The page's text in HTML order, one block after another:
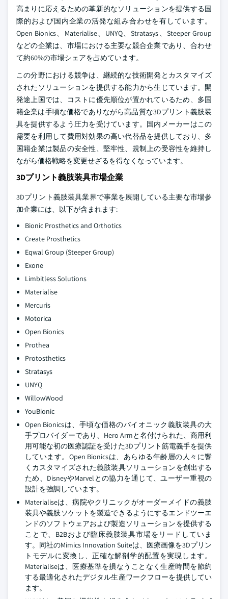
高まりに応えるための革新的なソリューションを提供する国
際的および国内企業の活発な組み合わせを有しています。
Open Bionics、Materialise、UNYQ、Stratasys、Steeper Group
などの企業は、市場における主要な競合企業であり、合わせ
て約60%の市場シェアを占めています。
この分野における競争は、継続的な技術開発とカスタマイズ
されたソリューションを提供する能力から生じています。開
発途上国では、コストに優先順位が置かれているため、多国
籍企業は手頃な価格でありながら高品質な3Dプリント義肢装
具を提供するよう圧力を受けています。国内メーカーはこの
需要を利用して費用対効果の高い代替品を提供しており、多
国籍企業は製品の安全性、堅牢性、規制上の受容性を維持し
ながら価格戦略を変更せざるを得なくなっています。
3Dプリント義肢装具市場企業
3Dプリント義肢装具業界で事業を展開している主要な市場参
加企業には、以下が含まれます:
Bionic Prosthetics and Orthotics
Create Prosthetics
Eqwal Group (Steeper Group)
Exone
Limbitless Solutions
Materialise
Mercuris
Motorica
Open Bionics
Prothea
Protosthetics
Stratasys
UNYQ
WillowWood
YouBionic
Open Bionicsは、手頃な価格のバイオニック義肢装具の大
手プロバイダーであり、Hero Armと名付けられた、商用利
用可能な初の医療認証を受けた3Dプリント筋電義手を提供
しています。Open Bionicsは、あらゆる年齢層の人々に響
くカスタマイズされた義肢装具ソリューションを創出する
ため、DisneyやMarvelとの協力を通じて、ユーザー重視の
設計を強調しています。
Materialiseは、病院やクリニックがオーダーメイドの義肢
装具や義肢ソケットを製造できるようにするエンドツーエ
ンドのソフトウェアおよび製造ソリューションを提供する
ことで、B2Bおよび臨床義肢装具市場をリードしていま
す。同社のMimics Innovation Suiteは、医療画像を3Dプリン
トモデルに変換し、正確な解剖学的配置を実現します。
Materialiseは、医療基準を損なうことなく生産時間を節約
する最適化されたデジタル生産ワークフローを提供してい
ます。